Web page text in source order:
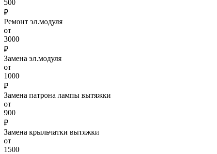
500
₽
Ремонт эл.модуля
от
3000
₽
Замена эл.модуля
от
1000
₽
Замена патрона лампы вытяжки
от
900
₽
Замена крыльчатки вытяжки
от
1500